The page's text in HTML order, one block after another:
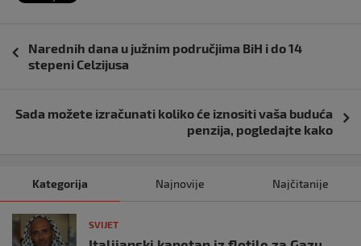
objava
Narednih dana u južnim područjima BiH i do 14
stepeni Celzijusa
Sada možete izračunati koliko će iznositi vaša buduća
penzija, pogledajte kako
Kategorija Najnovije Najčitanije
SVIJET